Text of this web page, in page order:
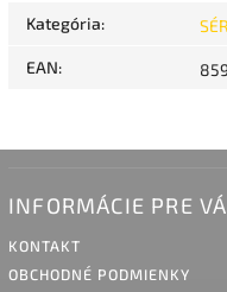
Kategória:
EAN:
INFORMÁCIE PRE
KONTAKT
OBCHODNÉ PODMIENKY